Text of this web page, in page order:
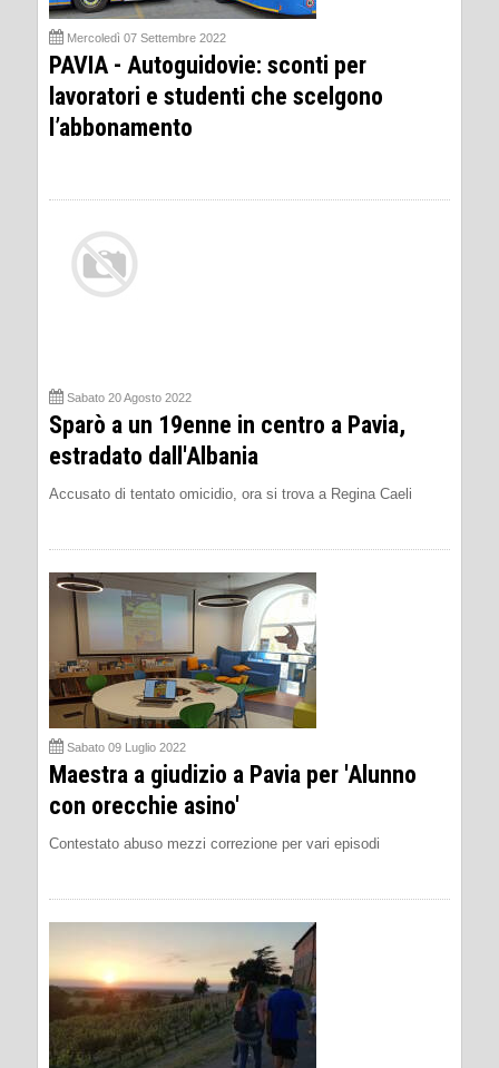
Mercoledì 07 Settembre 2022
PAVIA - Autoguidovie: sconti per
lavoratori e studenti che scelgono
l’abbonamento
Sabato 20 Agosto 2022
Sparò a un 19enne in centro a Pavia,
estradato dall'Albania
Accusato di tentato omicidio, ora si trova a Regina Caeli
Sabato 09 Luglio 2022
Maestra a giudizio a Pavia per 'Alunno
con orecchie asino'
Contestato abuso mezzi correzione per vari episodi